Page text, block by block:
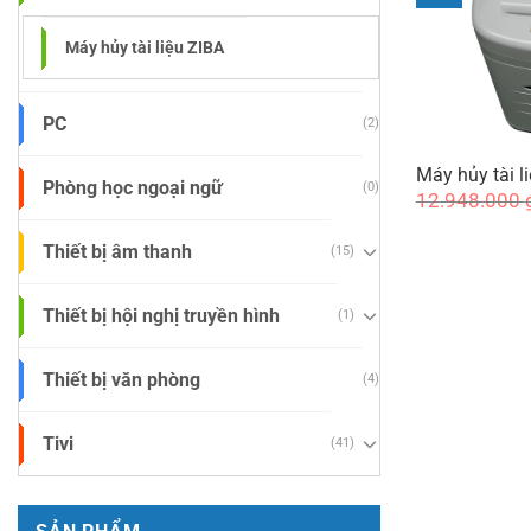
Máy hủy tài liệu ZIBA
PC (2)
Phòng học ngoại ngữ (0)
Thiết bị âm thanh (15)
Thiết bị hội nghị truyền hình (1)
Thiết bị văn phòng (4)
Tivi (41)
Máy hủy tài
12.948.000